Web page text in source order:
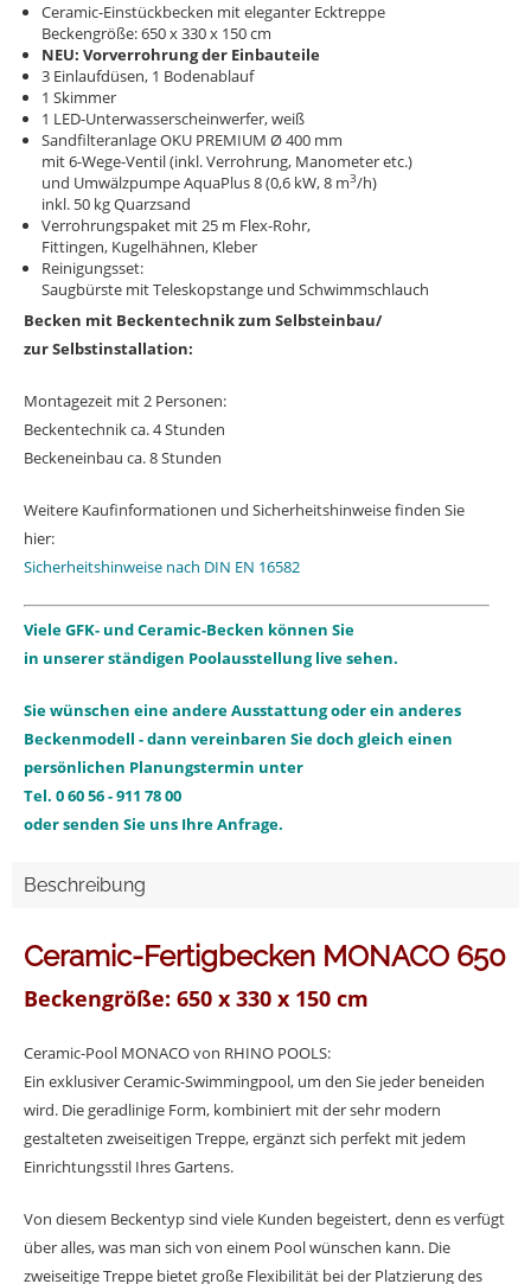
Ceramic-Einstückbecken mit eleganter Ecktreppe
Beckengröße: 650 x 330 x 150 cm
NEU: Vorverrohrung der Einbauteile
3 Einlaufdüsen, 1 Bodenablauf
1 Skimmer
1 LED-Unterwasserscheinwerfer, weiß
Sandfilteranlage OKU PREMIUM Ø 400 mm
mit 6-Wege-Ventil (inkl. Verrohrung, Manometer etc.)
und Umwälzpumpe AquaPlus 8 (0,6 kW, 8 m3/h)
inkl. 50 kg Quarzsand
Verrohrungspaket mit 25 m Flex-Rohr,
Fittingen, Kugelhähnen, Kleber
Reinigungsset:
Saugbürste mit Teleskopstange und Schwimmschlauch
Becken mit Beckentechnik zum Selbsteinbau/
zur Selbstinstallation:
Montagezeit mit 2 Personen:
Beckentechnik ca. 4 Stunden
Beckeneinbau ca. 8 Stunden
Weitere Kaufinformationen und Sicherheitshinweise finden Sie
hier:
Sicherheitshinweise nach DIN EN 16582
Viele GFK- und Ceramic-Becken können Sie
in unserer ständigen Poolausstellung live sehen.
Sie wünschen eine andere Ausstattung oder ein anderes
Beckenmodell - dann vereinbaren Sie doch gleich einen
persönlichen Planungstermin unter
Tel. 0 60 56 - 911 78 00
oder senden Sie uns Ihre Anfrage.
Beschreibung
Ceramic-Fertigbecken MONACO 650
Beckengröße: 650 x 330 x 150 cm
Ceramic-Pool MONACO von RHINO POOLS:
Ein exklusiver Ceramic-Swimmingpool, um den Sie jeder beneiden
wird. Die geradlinige Form, kombiniert mit der sehr modern
gestalteten zweiseitigen Treppe, ergänzt sich perfekt mit jedem
Einrichtungsstil Ihres Gartens.
Von diesem Beckentyp sind viele Kunden begeistert, denn es verfügt
über alles, was man sich von einem Pool wünschen kann. Die
zweiseitige Treppe bietet große Flexibilität bei der Platzierung des